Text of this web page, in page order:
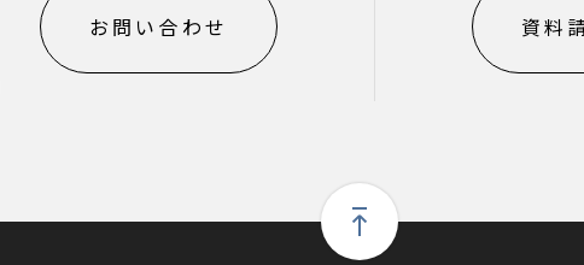
お問い合わせ 資料